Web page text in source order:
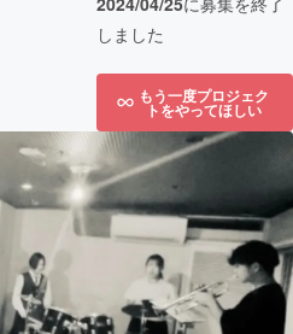
しました
もう一度プロジェク
トをやってほしい